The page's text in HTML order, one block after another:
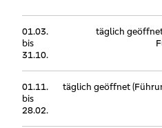
01.03.
bis
31.10.
täglich
01.11.
bis
28.02.
täglich geöffnet